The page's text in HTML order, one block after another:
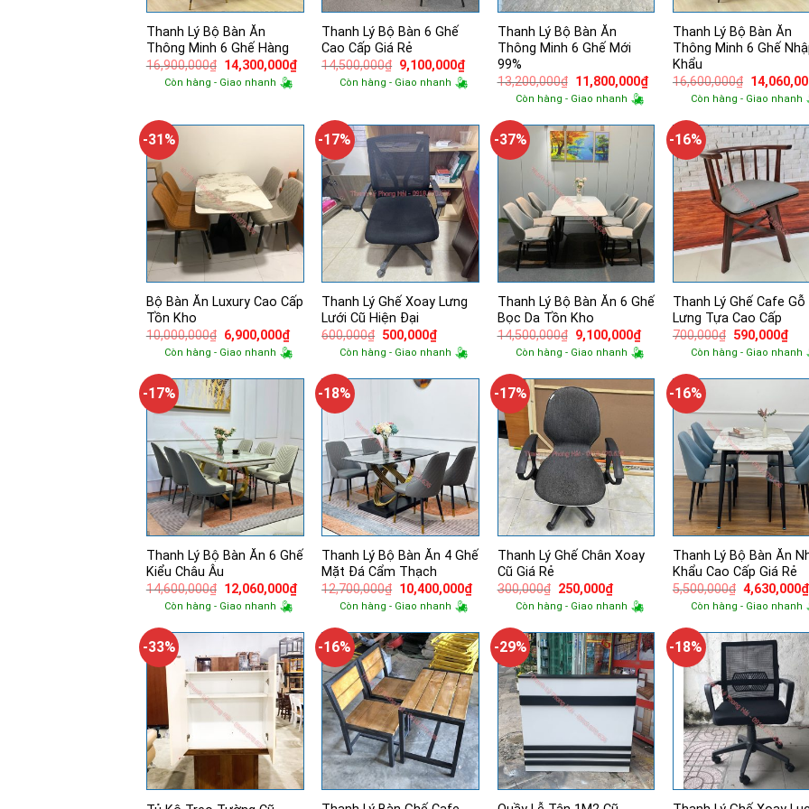
Thanh Lý Bộ Bàn Ăn
Thông Minh 6 Ghế Hàng
16,900,000₫ Giá
gốc
là:
14,300,000₫Giá
Còn hàng - Giao nhanh
Thanh Lý Bộ Bàn 6 Ghế
Cao Cấp Giá Rẻ
14,500,000₫ Giá
gốc
là:
9,100,000₫Giá
hiện
tại
Còn hàng - Giao nhanh
Thanh Lý Bộ Bàn Ăn
Thông Minh 6 Ghế Mới
99%
13,200,000₫ Giá
gốc
là:
11,800,000₫Giá
hiện
11,800,000₫.
Còn hàng - Giao nhanh
Thanh Lý Bộ Bàn Ăn
Thông Minh 6 Ghế
Khẩu
16,600,000₫ Giá
gốc
là:
Còn hàng - Giao nhanh
-31%
Bộ Bàn Ăn Luxury Cao Cấp
Tồn Kho
10,000,000₫ Giá
gốc
là:
6,900,000₫Giá
hiện
tại
6,900,000₫.
Còn hàng - Giao nhanh
-17%
Thanh Lý Ghế Xoay Lưng
Lưới Cũ Hiện Đại
600,000₫ Giá
gốc
là:
500,000₫Giá
hiện
tại
500,000₫.
Còn hàng - Giao nhanh
-37%
Thanh Lý Bộ Bàn Ăn 6 Ghế
Bọc Da Tồn Kho
14,500,000₫ Giá
gốc
là:
9,100,000₫Giá
hiện
tại
9,100,000₫.
Còn hàng - Giao nhanh
-16%
Thanh Lý Ghế Cafe Gỗ
Lưng Tựa Cao Cấp
700,000₫ Giá
gốc
là:
590,000₫Giá
tại
Còn hàng - Giao nhanh
-17%
Thanh Lý Bộ Bàn Ăn 6 Ghế
Kiểu Châu Âu
14,600,000₫ Giá
gốc
là:
12,060,000₫Giá
12,060,000₫.
Còn hàng - Giao nhanh
-18%
Thanh Lý Bộ Bàn Ăn 4 Ghế
Mặt Đá Cẩm Thạch
12,700,000₫ Giá
gốc
là:
10,400,000₫Giá
10,400,000₫.
Còn hàng - Giao nhanh
-17%
Thanh Lý Ghế Chân Xoay
Cũ Giá Rẻ
300,000₫ Giá
gốc
là:
250,000₫Giá
hiện
tại
250,000₫.
Còn hàng - Giao nhanh
-16%
Thanh Lý Bộ Bàn Ăn
Khẩu Cao Cấp Giá Rẻ
5,500,000₫ Giá
gốc
là:
4,630,000₫
Còn hàng - Giao nhanh
-33% -16% -29% -18%